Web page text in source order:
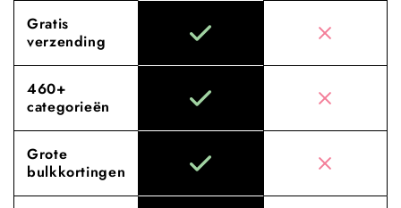
Gratis
verzending
460+
categorieën
Grote
bulkkortingen